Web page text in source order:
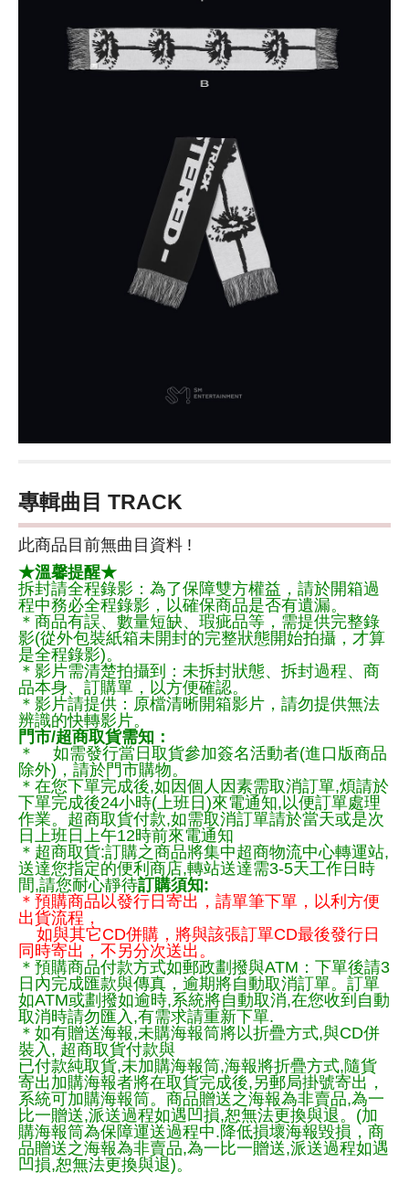
專輯曲目 TRACK
此商品目前無曲目資料 !
★溫馨提醒★
拆封請全程錄影：為了保障雙方權益，請於開箱過
程中務必全程錄影，以確保商品是否有遺漏。
＊商品有誤、數量短缺、瑕疵品等，需提供完整錄
影(從外包裝紙箱未開封的完整狀態開始拍攝，才算
是全程錄影)。
＊影片需清楚拍攝到：未拆封狀態、拆封過程、商
品本身、訂購單，以方便確認。
＊影片請提供：原檔清晰開箱影片，請勿提供無法
辨識的快轉影片。
門市/超商取貨需知：
＊ 如需發行當日取貨參加簽名活動者(進口版商品
除外)，請於門市購物。
＊在您下單完成後,如因個人因素需取消訂單,煩請於
下單完成後24小時(上班日)來電通知,以便訂單處理
作業。超商取貨付款,如需取消訂單請於當天或是次
日上班日上午12時前來電通知
＊超商取貨:訂購之商品將集中超商物流中心轉運站,
送達您指定的便利商店,轉站送達需3-5天工作日時
間,請您耐心靜待訂購須知:
＊預購商品以發行日寄出，請單筆下單，以利方便
出貨流程，
如與其它CD併購，將與該張訂單CD最後發行日
同時寄出，不另分次送出。
＊預購商品付款方式如郵政劃撥與ATM：下單後請3
日內完成匯款與傳真，逾期將自動取消訂單。訂單
如ATM或劃撥如逾時,系統將自動取消,在您收到自動
取消時請勿匯入,有需求請重新下單.
＊如有贈送海報,未購海報筒將以折疊方式,與CD併
裝入, 超商取貨付款與
已付款純取貨,未加購海報筒,海報將折疊方式,隨貨
寄出加購海報者將在取貨完成後,另郵局掛號寄出，
系統可加購海報筒。商品贈送之海報為非賣品,為一
比一贈送,派送過程如遇凹損,恕無法更換與退。(加
購海報筒為保障運送過程中.降低損壞海報毀損，商
品贈送之海報為非賣品,為一比一贈送,派送過程如遇
凹損,恕無法更換與退)。